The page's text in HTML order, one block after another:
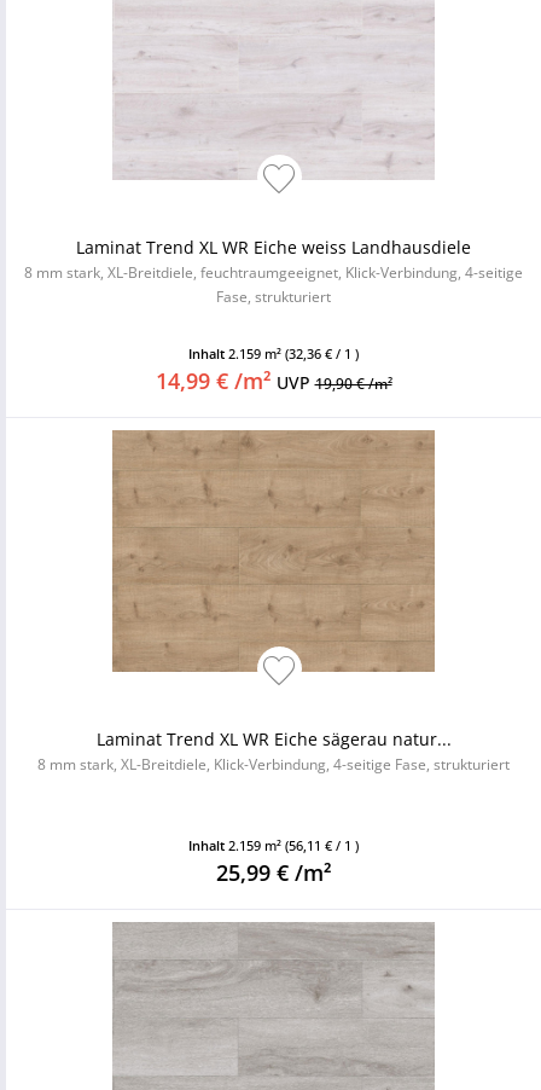
Laminat Trend XL WR Eiche weiss Landhausdiele
8 mm stark, XL-Breitdiele, feuchtraumgeeignet, Klick-Verbindung, 4-seitige
Fase, strukturiert
Inhalt 2.159 m² (32,36 € / 1 )
14,99 € /m² UVP19,90 € /m²
Laminat Trend XL WR Eiche sägerau natur...
8 mm stark, XL-Breitdiele, Klick-Verbindung, 4-seitige Fase, strukturiert
Inhalt 2.159 m² (56,11 € / 1 )
25,99 € /m²